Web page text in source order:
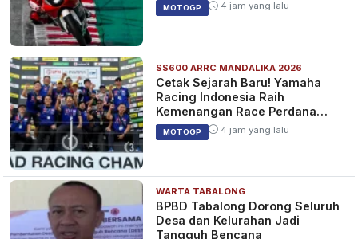
MOTOGP 4 jam yang lalu
SS600 ARRC MANDALIKA 2026
Cetak Sejarah Baru! Yamaha
Racing Indonesia Raih
Kemenangan Race Perdana
SS600 ARRC
MOTOGP 4 jam yang lalu
WARTA TABALONG
BPBD Tabalong Dorong Seluruh
Desa dan Kelurahan Jadi
Tangguh Bencana